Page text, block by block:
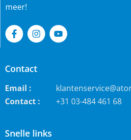
Snelle links
meer!
Contact
Email :
Contact :
+31 03-484 461 68